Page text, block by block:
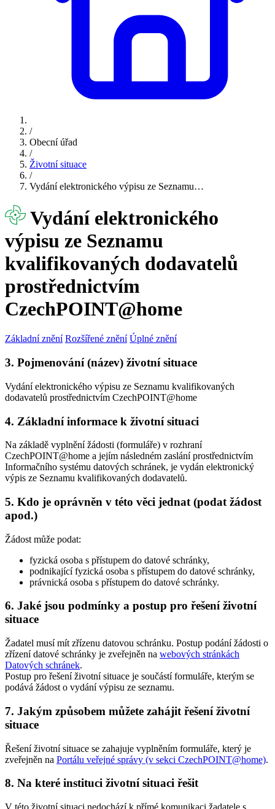
/
Obecní úřad
/
Životní situace
/
Vydání elektronického výpisu ze Seznamu…
Vydání elektronického
výpisu ze Seznamu
kvalifikovaných dodavatelů
prostřednictvím
CzechPOINT@home
Základní znění Rozšířené znění Úplné znění
3. Pojmenování (název) životní situace
Vydání elektronického výpisu ze Seznamu kvalifikovaných
dodavatelů prostřednictvím CzechPOINT@home
4. Základní informace k životní situaci
Na základě vyplnění žádosti (formuláře) v rozhraní
CzechPOINT@home a jejím následném zaslání prostřednictvím
Informačního systému datových schránek, je vydán elektronický
výpis ze Seznamu kvalifikovaných dodavatelů.
5. Kdo je oprávněn v této věci jednat (podat žádost
apod.)
Žádost může podat:
fyzická osoba s přístupem do datové schránky,
podnikající fyzická osoba s přístupem do datové schránky,
právnická osoba s přístupem do datové schránky.
6. Jaké jsou podmínky a postup pro řešení životní
situace
Žadatel musí mít zřízenu datovou schránku. Postup podání žádosti o
zřízení datové schránky je zveřejněn na webových stránkách
Datových schránek.
Postup pro řešení životní situace je součástí formuláře, kterým se
podává žádost o vydání výpisu ze seznamu.
7. Jakým způsobem můžete zahájit řešení životní
situace
Řešení životní situace se zahajuje vyplněním formuláře, který je
zveřejněn na Portálu veřejné správy (v sekci CzechPOINT@home).
8. Na které instituci životní situaci řešit
V této životní situaci nedochází k přímé komunikaci žadatele s